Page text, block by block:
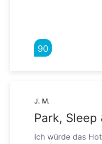
90
J. M.
Park, Sleep
Ich würde das